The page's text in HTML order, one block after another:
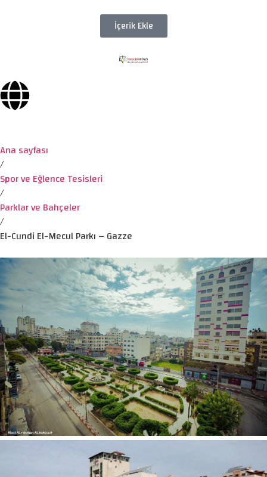
İçerik Ekle
Ana sayfası
/
Spor ve Eğlence Tesisleri
/
Parklar ve Bahçeler
/
El-Cundi El-Mecul Parkı – Gazze